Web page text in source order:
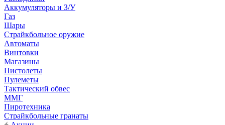
Аккумуляторы и З/У
Газ
Шары
Страйкбольное оружие
Автоматы
Винтовки
Магазины
Пистолеты
Пулеметы
Тактический обвес
ММГ
Пиротехника
Страйкбольные гранаты